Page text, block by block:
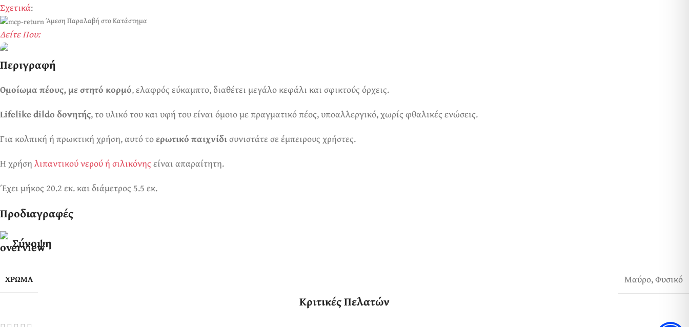
Σχετικά:
Άμεση Παραλαβή στο Κατάστημα
Δείτε Που:
Πάντα! Black Friday!
Περιγραφή
Ομοίωμα πέους, με στητό κορμό, ελαφρός εύκαμπτο, διαθέτει μεγάλο κεφάλι και σφικτούς όρχεις.
Lifelike dildo δονητής, το υλικό του και υφή του είναι όμοιο με πραγματικό πέος, υποαλλεργικό, χωρίς φθαλικές ενώσεις.
Για κολπική ή πρωκτική χρήση, αυτό τοερωτικό παιχνίδισυνιστάτε σε έμπειρους χρήστες.
Η χρήσηλιπαντικού νερού ή σιλικόνηςείναι απαραίτητη.
Έχει μήκος 20.2 εκ. και διάμετρος 5.5 εκ.
Προδιαγραφές
Σύνοψη
ΧΡΏΜΑ Μαύρο,Φυσικό
Κριτικές Πελατών